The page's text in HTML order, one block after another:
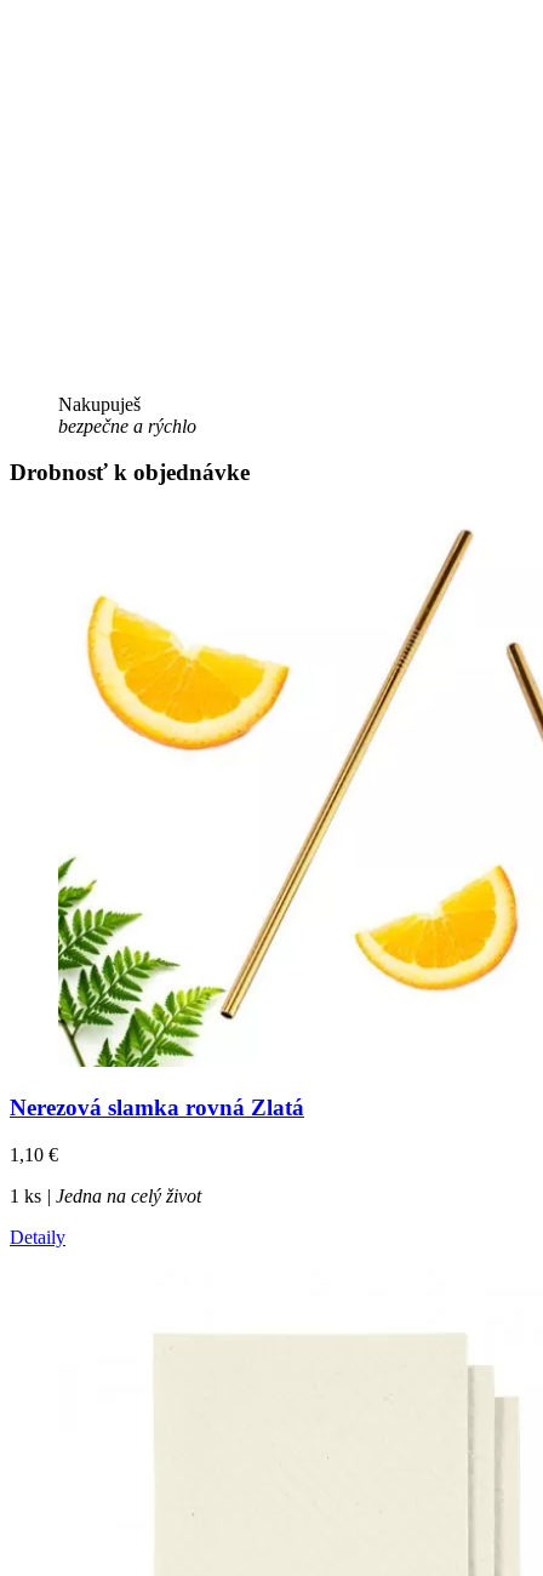
Nakupuješ
bezpečne a rýchlo
Drobnosť k objednávke
Nerezová slamka rovná Zlatá
1,10 €
1 ks | Jedna na celý život
Detaily